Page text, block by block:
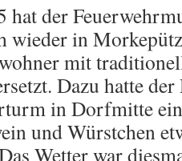
hat der
wieder in
mit
Dazu hatte
in Dorfmitte
und Würstchen
Wetter war